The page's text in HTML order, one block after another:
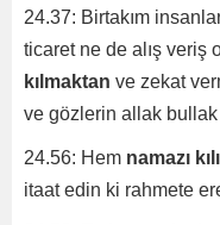
24.37: Birtakım
ticaret ne de alış veriş
kılmaktan ve zekat
ve gözlerin allak
24.56: Hem namazı
itaat edin ki rahmete